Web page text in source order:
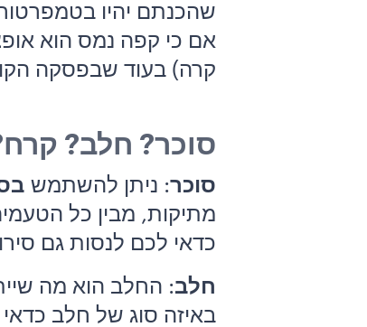
שהכנתם יהיו
אם כי קפה נמס הוא
קרה) בעוד שבפסקה
סוכר? חלב?
סוכר: ניתן להשתמש
מתיקות, מבין כל
כדאי לכם לנסות גם
חלב: החלב הוא מה
באיזה סוג של חלב